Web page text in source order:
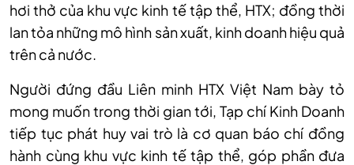
hơi thở của khu vực kinh tế tập thể, HTX; đồng thời
lan tỏa những mô hình sản xuất, kinh doanh hiệu quả
trên cả nước.
Người đứng đầu Liên minh HTX Việt Nam bày tỏ
mong muốn trong thời gian tới, Tạp chí Kinh Doanh
tiếp tục phát huy vai trò là cơ quan báo chí đồng
hành cùng khu vực kinh tế tập thể, góp phần đưa